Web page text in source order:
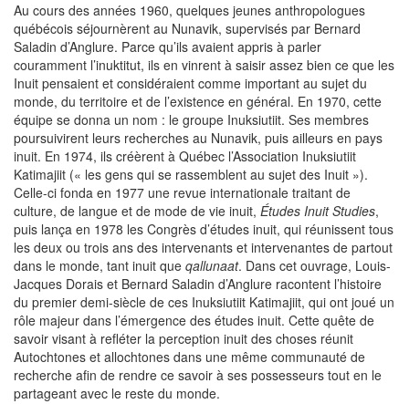
Au cours des années 1960, quelques jeunes anthropologues
québécois séjournèrent au Nunavik, supervisés par Bernard
Saladin d’Anglure. Parce qu’ils avaient appris à parler
couramment l’inuktitut, ils en vinrent à saisir assez bien ce que les
Inuit pensaient et considéraient comme important au sujet du
monde, du territoire et de l’existence en général. En 1970, cette
équipe se donna un nom : le groupe Inuksiutiit. Ses membres
poursuivirent leurs recherches au Nunavik, puis ailleurs en pays
inuit. En 1974, ils créèrent à Québec l’Association Inuksiutiit
Katimajiit (« les gens qui se rassemblent au sujet des Inuit »).
Celle-ci fonda en 1977 une revue internationale traitant de
culture, de langue et de mode de vie inuit, Études Inuit Studies,
puis lança en 1978 les Congrès d’études inuit, qui réunissent tous
les deux ou trois ans des intervenants et intervenantes de partout
dans le monde, tant inuit que qallu­naat. Dans cet ouvrage, Louis-
Jacques Dorais et Bernard Saladin d’Anglure racontent l’histoire
du premier demi-siècle de ces Inuksiutiit Katimajiit, qui ont joué un
rôle majeur dans l’émergence des études inuit. Cette quête de
savoir visant à refléter la perception inuit des choses réunit
Autochtones et allochtones dans une même communauté de
recherche afin de rendre ce savoir à ses possesseurs tout en le
partageant avec le reste du monde.